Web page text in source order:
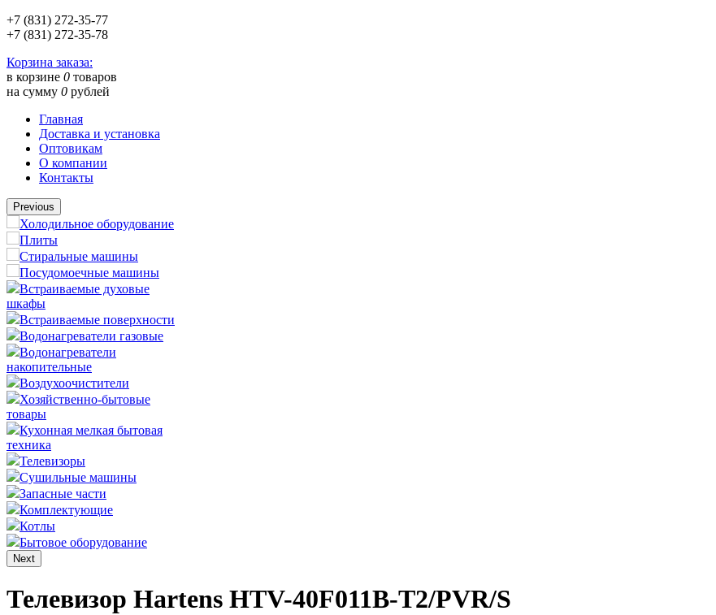
+7 (831) 272-35-77
+7 (831) 272-35-78
Корзина заказа:
в корзине 0 товаров
на сумму 0 рублей
Главная
Доставка и установка
Оптовикам
О компании
Контакты
Previous
Холодильное оборудование
Плиты
Стиральные машины
Посудомоечные машины
Встраиваемые духовые
шкафы
Встраиваемые поверхности
Водонагреватели газовые
Водонагреватели
накопительные
Воздухоочистители
Хозяйственно-бытовые
товары
Кухонная мелкая бытовая
техника
Телевизоры
Сушильные машины
Запасные части
Комплектующие
Котлы
Бытовое оборудование
Next
Телевизор Hartens HTV-40F011B-T2/PVR/S